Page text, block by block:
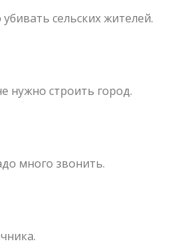
сельских жителей.
нужно строить город.
много звонить.